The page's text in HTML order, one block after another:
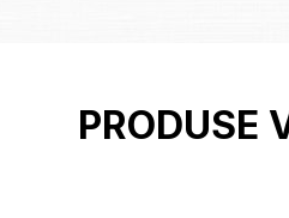
PRODUSE